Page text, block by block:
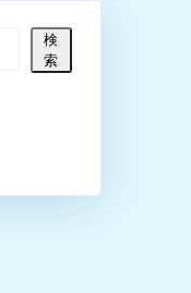
検
索